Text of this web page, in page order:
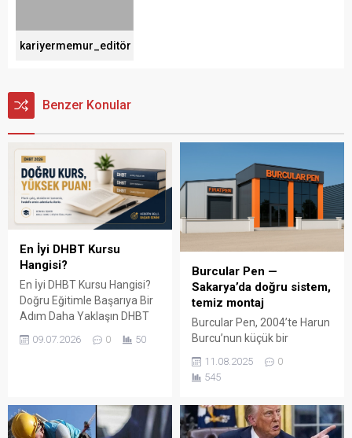
kariyermemur_editör
Benzer Konular
En İyi DHBT Kursu
Hangisi?
En İyi DHBT Kursu Hangisi?
Doğru Eğitimle Başarıya Bir
Adım Daha Yaklaşın DHBT
(Din Hizmetleri Alan Bilgisi
Testi), Diyanet İşleri
Her yıl binlerce aday bu
sınavda yüksek puan
09.07.2026 0 50
Burcular Pen —
Sakarya’da doğru sistem,
temiz montaj
Burcular Pen, 2004’te Harun
Burcu’nun küçük bir
atölyede attığı adımla
başladı; bugün Serdivan’daki
147 m² showroomu ve 750
Sakarya ve çevre ilçelerde
PVC doğrama, cam balkon,
11.08.2025
0
545